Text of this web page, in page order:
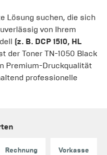
Lösung suchen, die sich
von Ihrem
(z. B. DCP 1510, HL
der Toner TN-1050 Black
Premium-Druckqualität
professionelle
Rechnung Vorkasse